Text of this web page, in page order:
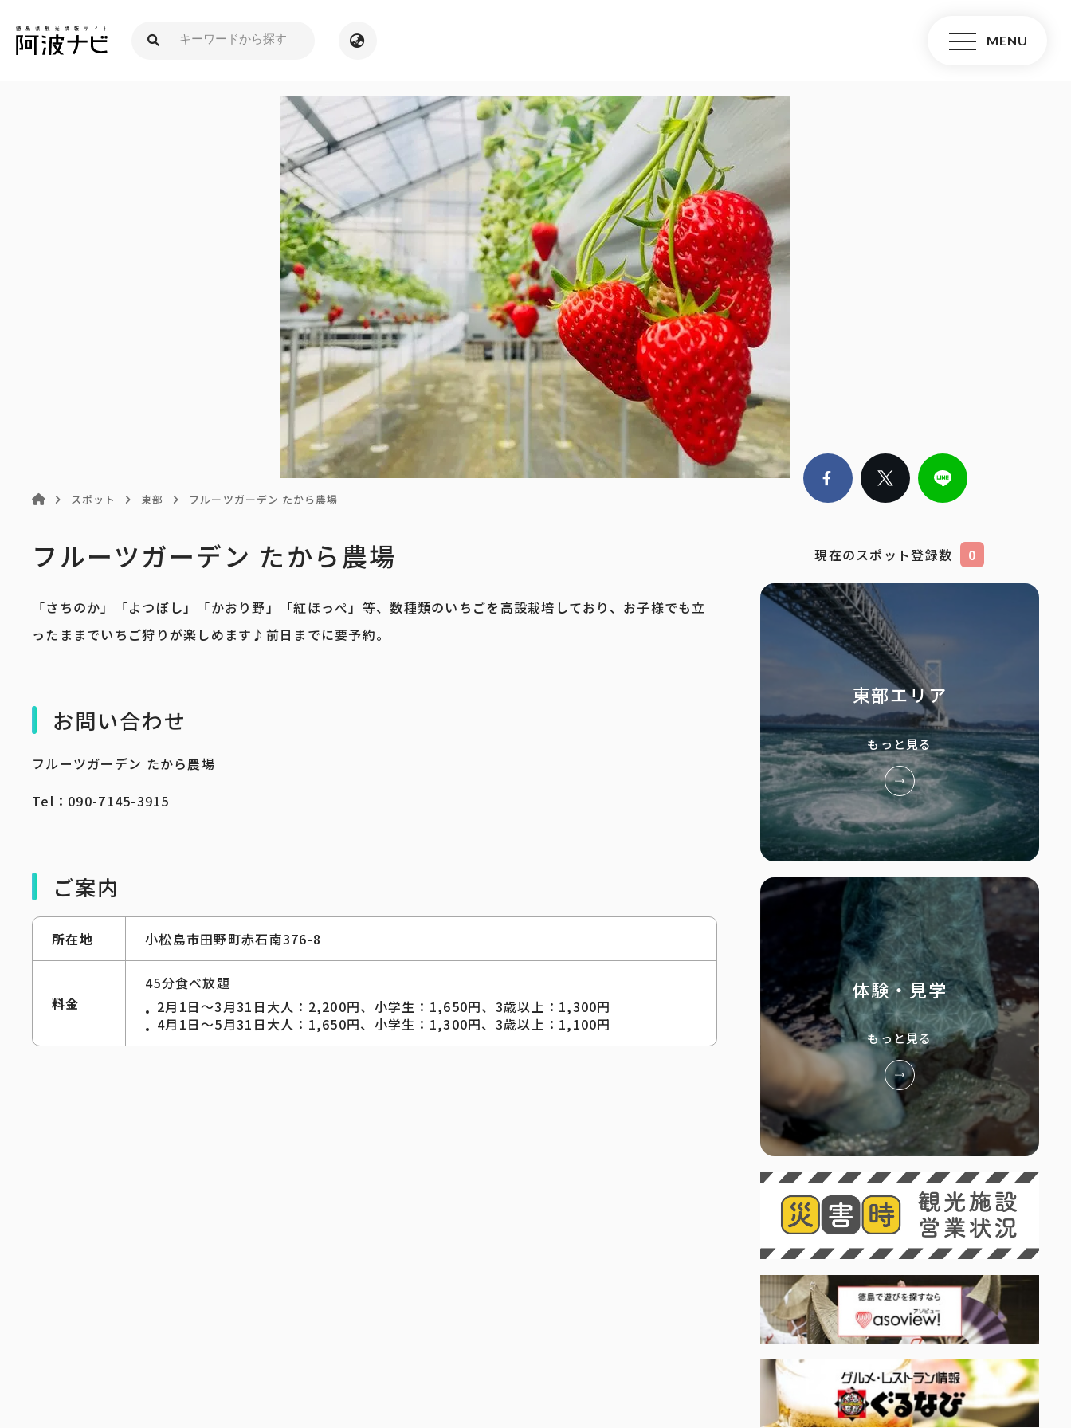
スポット 東部 フルーツガーデン たから農場
フルーツガーデン たから農場
「さちのか」「よつぼし」「かおり野」「紅ほっぺ」等、数種類のいちごを高設栽培しており、お子様でも立
ったままでいちご狩りが楽しめます♪前日までに要予約。
お問い合わせ
フルーツガーデン たから農場
Tel：090-7145-3915
ご案内
所在地 小松島市田野町赤石南376-8
料金
45分食べ放題
2月1日～3月31日大人：2,200円、小学生：1,650円、3歳以上：1,300円
4月1日～5月31日大人：1,650円、小学生：1,300円、3歳以上：1,100円
現在のスポット登録数 0
東部エリア
もっと見る
体験・見学
もっと見る